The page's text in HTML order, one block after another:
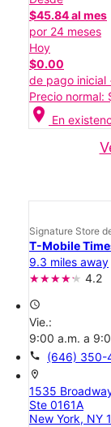
$45.84 al mes
por 24 meses
Hoy
$0.00
de pago inicial
Precio normal:
location_on En
Signature Store
T-Mobile
9.3 miles away
4.2
access_time
Vie.:
9:00 a.m. a
call (646) 350-
location_on
1535
Ste 0161A
New York, NY